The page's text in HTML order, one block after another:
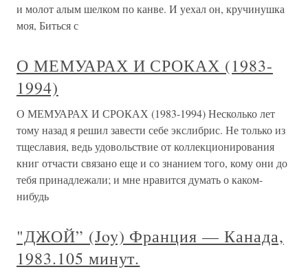
и молот алым шелком по канве. И уехал он, кручинушка
моя, Биться с
О МЕМУАРАХ И СРОКАХ (1983-
1994)
О МЕМУАРАХ И СРОКАХ (1983-1994) Несколько лет
тому назад я решил завести себе экслибрис. Не только из
тщеславия, ведь удовольствие от коллекционирования
книг отчасти связано еще и со знанием того, кому они до
тебя принадлежали; и мне нравится думать о каком-
нибудь
"ДЖОЙ” (Joy) Франция — Канада,
1983.105 минут.